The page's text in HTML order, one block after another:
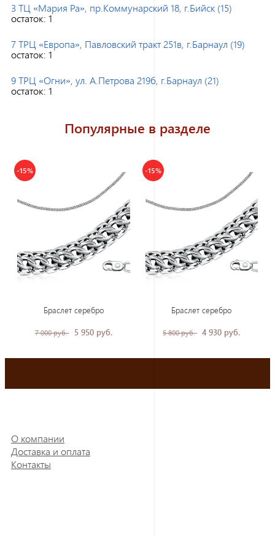
3 ТЦ «Мария Ра», пр.Коммунарский 18, г.Бийск (15)
остаток: 1
7 ТРЦ «Европа», Павловский тракт 251в, г.Барнаул (19)
остаток: 1
9 ТРЦ «Огни», ул. А.Петрова 219б, г.Барнаул (21)
остаток: 1
Популярные в разделе
-15%
Браслет серебро
7 000 руб. 5 950 руб.
-15%
Браслет серебро
5 800 руб. 4 930 руб.
О компании
Доставка и оплата
Контакты